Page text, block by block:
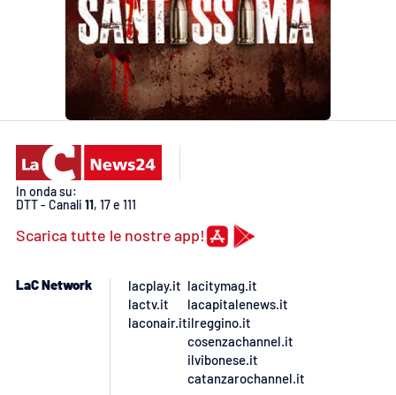
In onda su:
DTT - Canali 11, 17 e 111
Scarica tutte le nostre app!
LaC Network
lacplay.it
lactv.it
laconair.it
lacitymag.it
lacapitalenews.it
ilreggino.it
cosenzachannel.it
ilvibonese.it
catanzarochannel.it